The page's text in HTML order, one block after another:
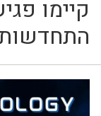
קיימו
התחדשות